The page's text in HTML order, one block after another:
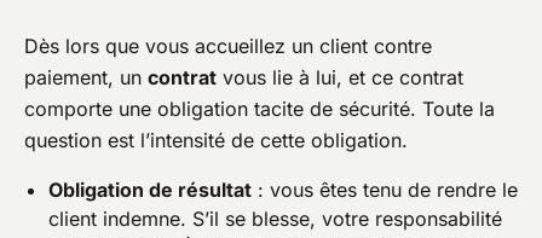
Dès lors que vous accueillez un client contre
paiement, un contrat vous lie à lui, et ce contrat
comporte une obligation tacite de sécurité. Toute la
question est l’intensité de cette obligation.
Obligation de résultat : vous êtes tenu de rendre le
client indemne. S’il se blesse, votre responsabilité